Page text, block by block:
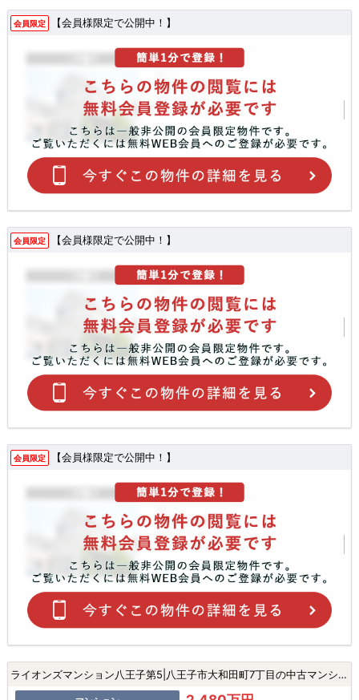
会員限定 【会員様限定で公開中！】
会員限定 【会員様限定で公開中！】
会員限定 【会員様限定で公開中！】
ライオンズマンション八王子第5|八王子市大和田町7丁目の中古マンション